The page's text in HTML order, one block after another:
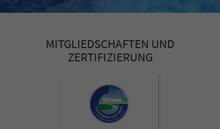
MITGLIEDSCHAFTEN UND
ZERTIFIZIERUNG